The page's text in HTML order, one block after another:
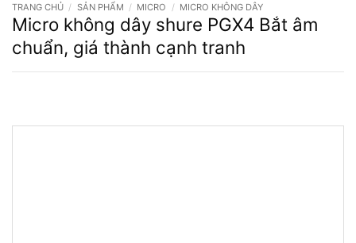
TRANG CHỦ / SẢN PHẨM / MICRO / MICRO KHÔNG DÂY
Micro không dây shure PGX4 Bắt âm
chuẩn, giá thành cạnh tranh